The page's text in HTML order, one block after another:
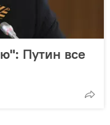
Путин все